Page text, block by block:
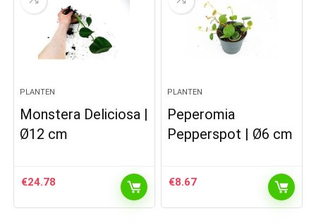
PLANTEN
Monstera Deliciosa |
Ø12 cm
€24.78
PLANTEN
Peperomia
Pepperspot | Ø6 cm
€8.67